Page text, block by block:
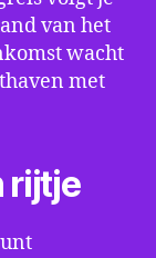
van het
wacht
met
rijtje